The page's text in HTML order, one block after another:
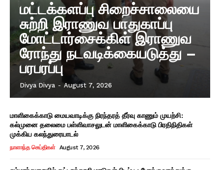
மட்டக்களப்பு சிறைச்சாலையை
சுற்றி இராணுவ பாதுகாப்பு
மோட்டார்சைக்கிள் இராணுவ
ரோந்து நடவடிக்கையடுத்து –
பரபரப்பு
Divya Divya - August 7, 2026
மாளிகைக்காடு மையவாடிக்கு நிரந்தரத் தீர்வு காணும் முயற்சி:
கல்முனை தலைமை பள்ளிவாசலுடன் மாளிகைக்காடு பிரதிநிதிகள்
முக்கிய கலந்துரையாடல்
நாளாந்த செய்திகள் August 7, 2026